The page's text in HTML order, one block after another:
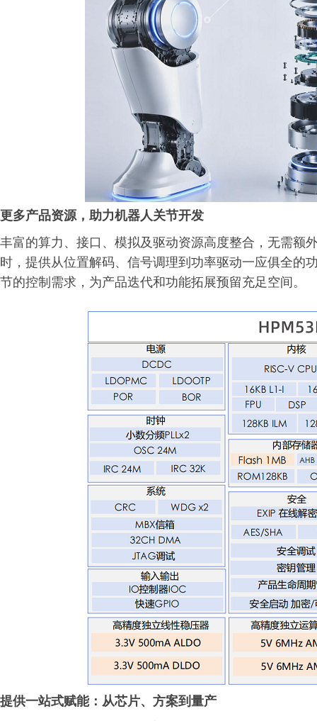
更多产品资源，助力机器人关节开发
丰富的算力、接口、模拟及驱动资源高度整合，无需额
时，提供从位置解码、信号调理到功率驱动一应俱全的
节的控制需求，为产品迭代和功能拓展预留充足空间。
提供一站式赋能：从芯片、方案到量产